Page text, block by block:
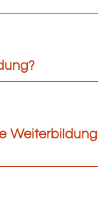
Weiterbildung